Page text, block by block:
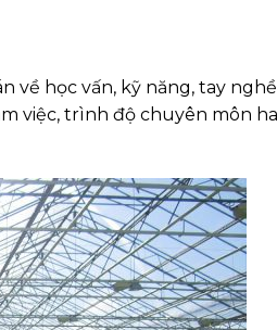
về học vấn, kỹ năng, tay
việc, trình độ chuyên môn